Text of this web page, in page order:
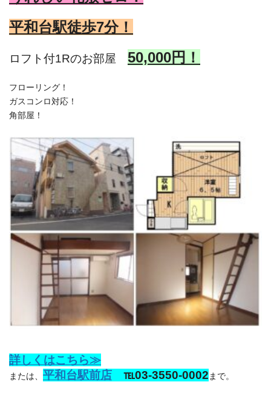
平和台駅徒歩7分！
ロフト付1Rのお部屋 50,000円！
フローリング！
ガスコンロ対応！
角部屋！
詳しくはこちら≫
または、 平和台駅前店 ℡03-3550-0002 まで。